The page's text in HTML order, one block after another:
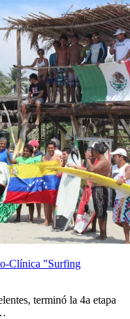
Clínica "Surfing
terminó la 4a etapa